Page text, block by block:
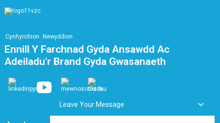
Cynhyrchion Newyddion
Ennill Y Farchnad Gyda Ansawdd Ac
Adeiladu'r Brand Gyda Gwasanaeth
Leave Your Message